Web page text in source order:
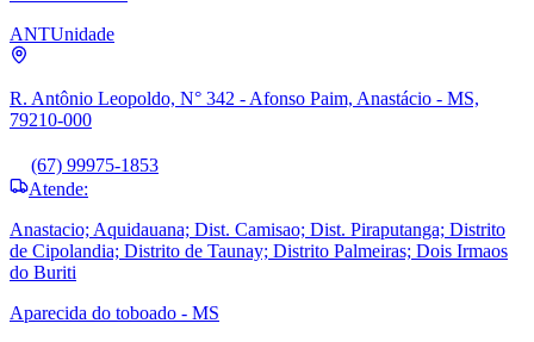
ANTUnidade
R. Antônio Leopoldo, N° 342 - Afonso Paim, Anastácio - MS,
79210-000
(67) 99975-1853
Atende:
Anastacio; Aquidauana; Dist. Camisao; Dist. Piraputanga; Distrito
de Cipolandia; Distrito de Taunay; Distrito Palmeiras; Dois Irmaos
do Buriti
Aparecida do toboado - MS